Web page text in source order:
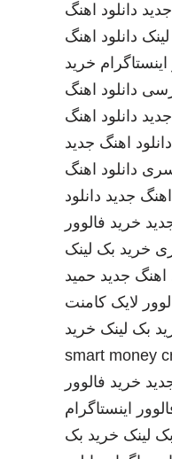
دانلود اهنگ
دانلود اهنگ
خرید
دانلود اهنگ
دانلود اهنگ
دانلود اهنگ جدید
دانلود اهنگ
اهنگ جدید دانلود
خرید فالوور
خرید بک لینک
اهنگ جدید حمید
لایک کامنت
بک لینک خرید
smart money
خرید فالوور
اینستاگرام
لینک خرید بک